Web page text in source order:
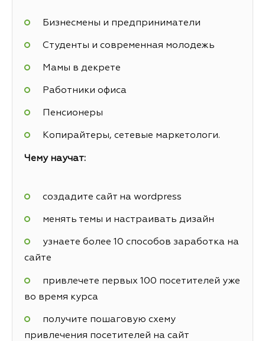
Бизнесмены и предприниматели
Студенты и современная молодежь
Мамы в декрете
Работники офиса
Пенсионеры
Копирайтеры, сетевые маркетологи.
Чему научат:
создадите сайт на wordpress
менять темы и настраивать дизайн
узнаете более 10 способов заработка на
сайте
привлечете первых 100 посетителей уже
во время курса
получите пошаговую схему
привлечения посетителей на сайт